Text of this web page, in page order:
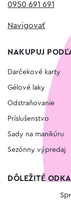
0950 691 691
Navigovať
NAKUPUJ
Darčekové karty
Gélové laky
Odstraňovanie
Príslušenstvo
Sady na manikúru
Sezónny výpredaj
DÔLEŽITÉ